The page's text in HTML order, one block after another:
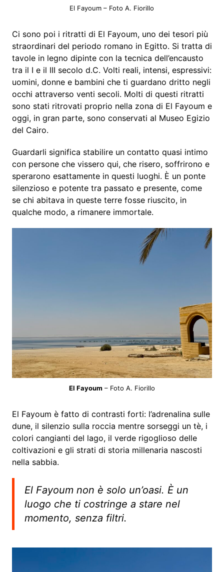
El Fayoum – Foto A. Fiorillo
Ci sono poi i ritratti di El Fayoum, uno dei tesori più
straordinari del periodo romano in Egitto. Si tratta di
tavole in legno dipinte con la tecnica dell’encausto
tra il I e il III secolo d.C. Volti reali, intensi, espressivi:
uomini, donne e bambini che ti guardano dritto negli
occhi attraverso venti secoli. Molti di questi ritratti
sono stati ritrovati proprio nella zona di El Fayoum e
oggi, in gran parte, sono conservati al Museo Egizio
del Cairo.
Guardarli significa stabilire un contatto quasi intimo
con persone che vissero qui, che risero, soffrirono e
sperarono esattamente in questi luoghi. È un ponte
silenzioso e potente tra passato e presente, come
se chi abitava in queste terre fosse riuscito, in
qualche modo, a rimanere immortale.
El Fayoum – Foto A. Fiorillo
El Fayoum è fatto di contrasti forti: l’adrenalina sulle
dune, il silenzio sulla roccia mentre sorseggi un tè, i
colori cangianti del lago, il verde rigoglioso delle
coltivazioni e gli strati di storia millenaria nascosti
nella sabbia.
El Fayoum non è solo un’oasi. È un
luogo che ti costringe a stare nel
momento, senza filtri.